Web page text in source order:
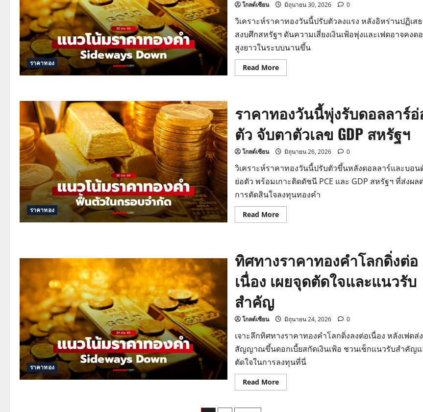
ราคาทอง
โกลด์เซียน มิถุนายน 30, 2026 0
วิเคราะห์ราคาทองวันนี้ปรับตัวลงแรง หลังอิหร่านปฏิเส
สงบศึกสหรัฐฯ ดันความเสี่ยงเงินเฟ้อพุ่งและเฟดอาจคงด
สูงยาวในระบบนานขึ้น
Read MoreRead
more
นี้
ร่วง
หนัก
ดี
ล
สหรัฐ-
อิหร่าน
ส่อแวว
ราคาทอง
ราคาทองวันนี้พุ่งรับดอลลาร์
ตัว จับตาตัวเลข GDP สหรัฐฯ
โกลด์เซียน มิถุนายน 26, 2026 0
วิเคราะห์ราคาทองวันนี้ปรับตัวขึ้นหลังดอลลาร์และบอน
ย่อตัว พร้อมเกาะติดดัชนี PCE และ GDP สหรัฐฯ ที่ส่งผล
การตัดสินใจลงทุนทองคำ
Read MoreRead
more
พุ่ง
รับ
ดอลลาร์
อ่อน
ตัว
สหรัฐฯ
ราคาทอง
ทิศทางราคาทองคำโลกดิ่งต่อ
เนื่อง เผยจุดตัดใจและแนวรับ
สำคัญ
โกลด์เซียน มิถุนายน 24, 2026 0
เจาะลึกทิศทางราคาทองคำโลกดิ่งลงต่อเนื่อง หลังเฟดส่ง
สัญญาณขึ้นดอกเบี้ยสกัดเงินเฟ้อ ชวนเช็กแนวรับสำคัญ
ตัดใจในการลงทุนที่นี่
Read MoreRead
more